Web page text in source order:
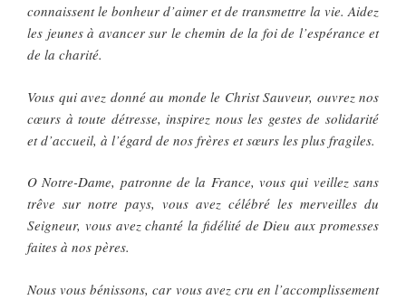
connaissent le bonheur d’aimer et de transmettre la vie. Aidez
les jeunes à avancer sur le chemin de la foi de l’espérance et
de la charité.
Vous qui avez donné au monde le Christ Sauveur, ouvrez nos
cœurs à toute détresse, inspirez nous les gestes de solidarité
et d’accueil, à l’égard de nos frères et sœurs les plus fragiles.
O Notre-Dame, patronne de la France, vous qui veillez sans
trêve sur notre pays, vous avez célébré les merveilles du
Seigneur, vous avez chanté la fidélité de Dieu aux promesses
faites à nos pères.
Nous vous bénissons, car vous avez cru en l’accomplissement